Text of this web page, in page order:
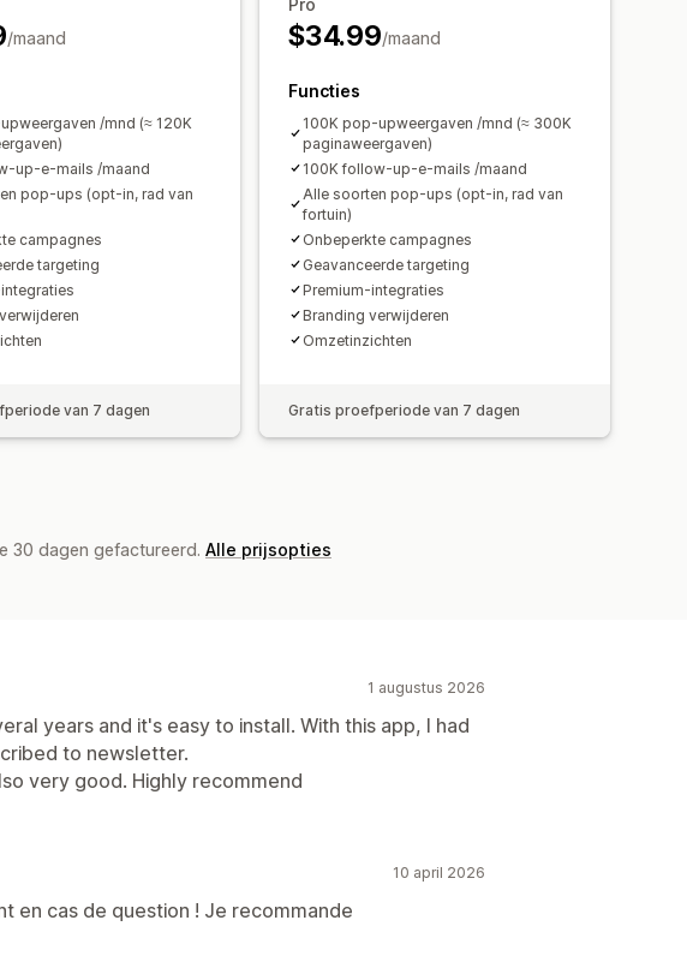
Tracking
/maand
/mnd (≈ 120K
up-e-mails /maand
pop-ups (opt-in, rad van
campagnes
targeting
van 7 dagen
$34.99/maand
Functies
100K pop-upweergaven /mnd (≈ 300K
paginaweergaven)
100K follow-up-e-mails /maand
Alle soorten pop-ups (opt-in, rad van
fortuin)
Onbeperkte campagnes
Geavanceerde targeting
Premium-integraties
Branding verwijderen
Omzetinzichten
Gratis proefperiode van 7 dagen
30 dagen gefactureerd. Alle prijsopties
1 augustus 2026
years and it's easy to install. With this app, I had
to newsletter.
very good. Highly recommend
10 april 2026
en cas de question ! Je recommande